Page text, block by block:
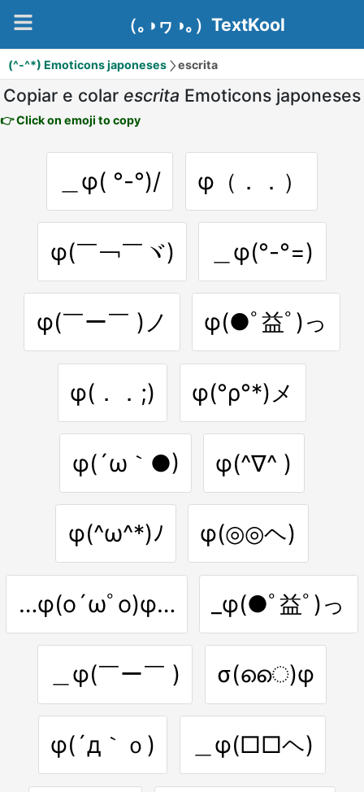
（｡◑ヮ◑｡）TextKool
(^-^*) Emoticons japoneses escrita
Copiar e colar escrita Emoticons japoneses
👉 Click on emoji to copy
＿φ( °-°)/ φ（．．）
φ(￣￢￣ヾ) ＿φ(°-°=)
φ(￣ー￣ )ノ φ(●ﾟ益ﾟ)っ
φ(．．;) φ(°ρ°*)メ
φ(´ω｀●) φ(^∇^ )
φ(^ω^*)ﾉ φ(◎◎ヘ)
…φ(o´ωﾟo)φ… _φ(●ﾟ益ﾟ)っ
＿φ(￣ー￣ ) σ(ൈ)φ
φ(´д｀ｏ) ＿φ(□□ヘ)